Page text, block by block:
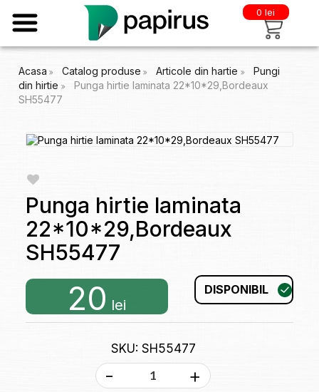
0 lei
Acasa Catalog produse Articole din hartie
Pungi
din hirtie
Punga hirtie laminata 22*10*29,Bordeaux
SH55477
Punga hirtie laminata
22*10*29,Bordeaux
SH55477
20 lei
DISPONIBIL
SKU: SH55477
- +